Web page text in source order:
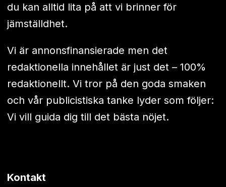
du kan alltid lita på att vi brinner för
jämställdhet.
Vi är annonsfinansierade men det
redaktionella innehållet är just det – 100%
redaktionellt. Vi tror på den goda smaken
och vår publicistiska tanke lyder som följer:
Vi vill guida dig till det bästa nöjet.
Kontakt